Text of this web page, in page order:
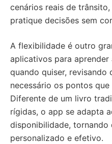
cenários reais de
pratique decisões sem
A flexibilidade é outro
aplicativos para
quando quiser, revisando
necessário os pontos
Diferente de um livro
rígidas, o app se adapta
disponibilidade, tornando
personalizado e efetivo.